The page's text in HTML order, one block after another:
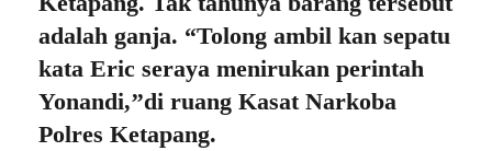
adalah ganja. “Tolong ambil kan sepatu
kata Eric seraya menirukan perintah
Yonandi,’’di ruang Kasat Narkoba
Polres Ketapang.